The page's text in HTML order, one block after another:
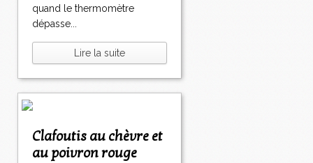
quand le thermomètre
dépasse...
Lire la suite
Clafoutis au chèvre et
au poivron rouge